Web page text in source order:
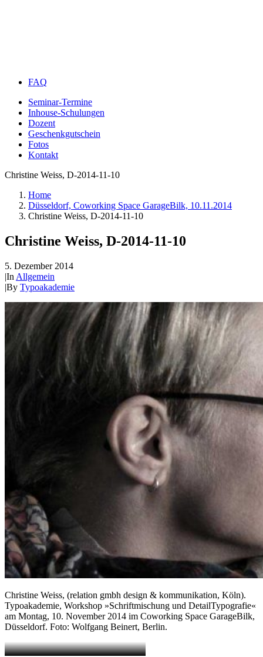
FAQ
Seminar-Termine
Inhouse-Schulungen
Dozent
Geschenkgutschein
Fotos
Kontakt
Christine Weiss, D-2014-11-10
Home
Düsseldorf, Coworking Space GarageBilk, 10.11.2014
Christine Weiss, D-2014-11-10
Christine Weiss, D-2014-11-10
5. Dezember 2014
|In Allgemein
|By Typoakademie
Christine Weiss, (relation gmbh design & kommunikation, Köln).
Typoakademie, Workshop »Schriftmischung und DetailTypografie«
am Montag, 10. November 2014 im Coworking Space GarageBilk,
Düsseldorf. Foto: Wolfgang Beinert, Berlin.